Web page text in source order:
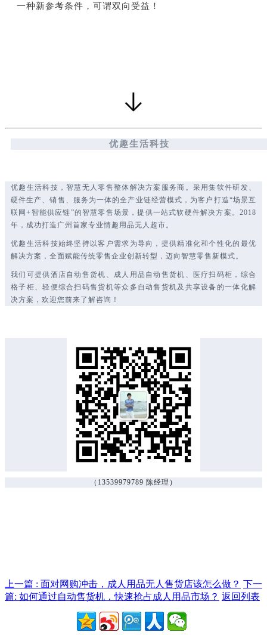
一种新参考条件，可谓双向受益！
优趣生活科技
优趣生活科技，智慧无人零售整体解决方案服务商。采用集软件研发、
硬件生产、销售、服务为一体的全产业链经营模式，为客户打造“场景互
联网+智能供应链”的智慧零售场景，提供一站式软硬件解决方案。2018
年，成功打造广州首家专业情趣用品无人超市。
优趣生活科技始终坚持以客户需求为导向，提供精准化和个性化的最优
解决方案，全面赋能传统零售企业创新转型，迈向智慧零售新模式。
我们可提供酒店自动售货机、成人用品自动售货机、医疗扫码柜，综合
格子柜、轻便综合扫码售货机等众多自动售货机及共享设备的一体化解
决方案，欢迎您前来了解咨询！
（13539979789 陈经理）
上一篇 : 面对网购冲击，成人用品无人售货店该怎么做？ 下一
篇: 如何通过自动售货机，快速抢占成人用品市场？ 返回列表